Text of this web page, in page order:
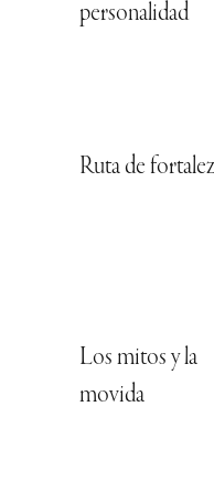
personalidad
Ruta de
Los mitos y la
movida